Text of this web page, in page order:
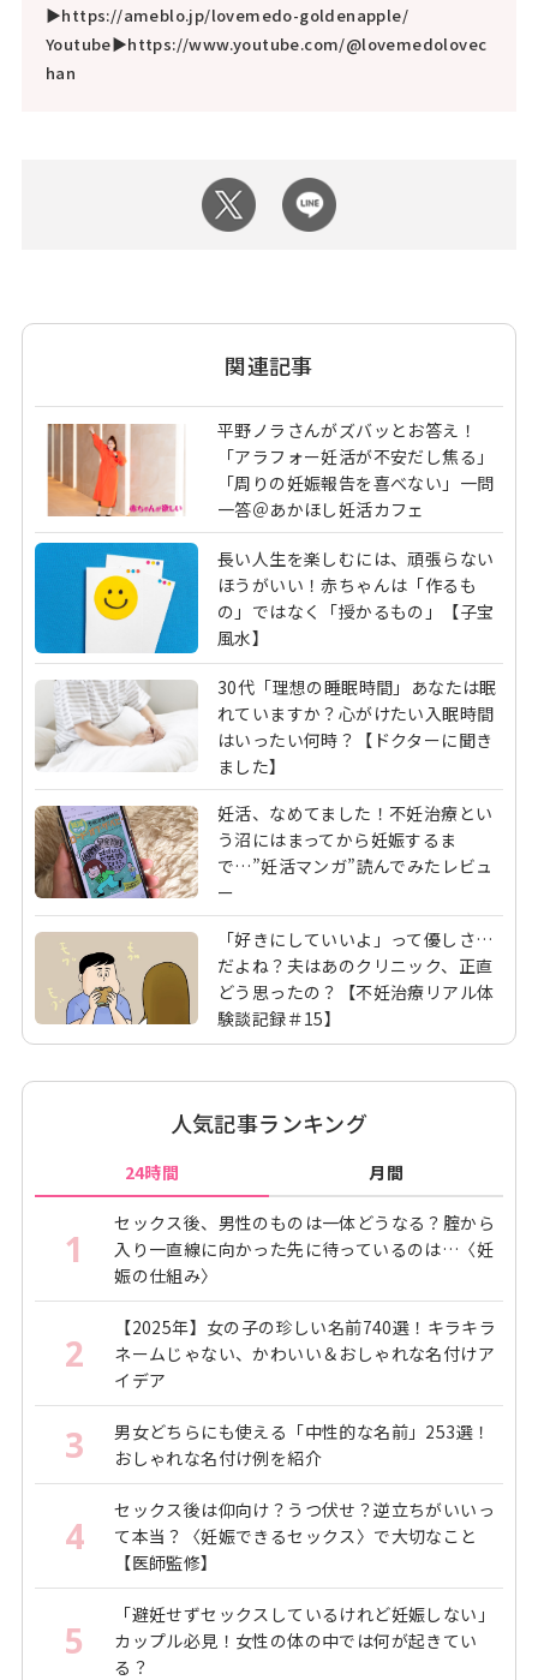
▶https://ameblo.jp/lovemedo-goldenapple/
Youtube▶https://www.youtube.com/@lovemedolovec
han
関連記事
平野ノラさんがズバッとお答え！
「アラフォー妊活が不安だし焦る」
「周りの妊娠報告を喜べない」一問
一答＠あかほし妊活カフェ
長い人生を楽しむには、頑張らない
ほうがいい！赤ちゃんは「作るも
の」ではなく「授かるもの」【子宝
風水】
30代「理想の睡眠時間」あなたは眠
れていますか？心がけたい入眠時間
はいったい何時？【ドクターに聞き
ました】
妊活、なめてました！不妊治療とい
う沼にはまってから妊娠するま
で…”妊活マンガ”読んでみたレビュ
ー
「好きにしていいよ」って優しさ…
だよね？夫はあのクリニック、正直
どう思ったの？【不妊治療リアル体
験談記録＃15】
人気記事ランキング
24時間 月間
1
セックス後、男性のものは一体どうなる？腟から
入り一直線に向かった先に待っているのは…〈妊
娠の仕組み〉
2
【2025年】女の子の珍しい名前740選！キラキラ
ネームじゃない、かわいい＆おしゃれな名付けア
イデア
3
男女どちらにも使える「中性的な名前」253選！
おしゃれな名付け例を紹介
4
セックス後は仰向け？うつ伏せ？逆立ちがいいっ
て本当？〈妊娠できるセックス〉で大切なこと
【医師監修】
5
「避妊せずセックスしているけれど妊娠しない」
カップル必見！女性の体の中では何が起きてい
る？